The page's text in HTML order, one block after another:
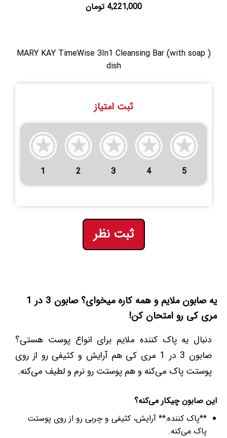
4,221,000 تومان
( MARY KAY TimeWise 3In1 Cleansing Bar (with soap
dish
ثبت امتیاز
1 2 3 4 5
ثبت نظر
یه صابون ملایم و همه کاره میخوای؟ صابون 3 در 1
مری کی رو امتحان کن!
دنبال یه پاک کننده ملایم برای انواع پوست هستی؟
صابون 3 در 1 مری کی هم آرایش و کثیفی رو از روی
پوستت پاک می‌کنه و هم پوستت رو نرم و لطیف می‌کنه.
این صابون چیکار می‌کنه؟
**پاک کننده:** آرایش، کثیفی و چربی رو از روی پوستت
پاک می‌کنه.